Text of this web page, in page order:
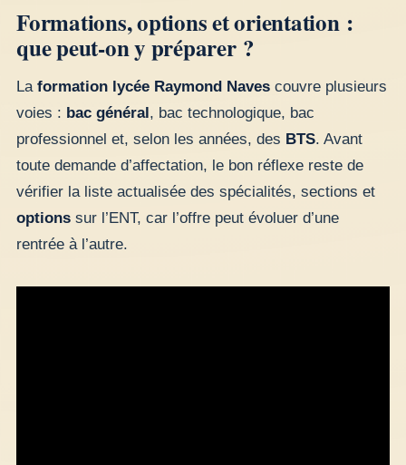
Formations, options et orientation :
que peut-on y préparer ?
La formation lycée Raymond Naves couvre plusieurs
voies : bac général, bac technologique, bac
professionnel et, selon les années, des BTS. Avant
toute demande d’affectation, le bon réflexe reste de
vérifier la liste actualisée des spécialités, sections et
options sur l’ENT, car l’offre peut évoluer d’une
rentrée à l’autre.